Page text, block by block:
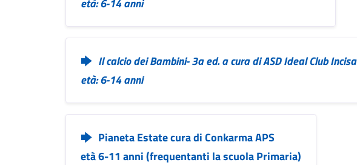
età: 6-14 anni
Il calcio dei Bambini- 3a ed. a cura di ASD Ideal Club Incisa
età: 6-14 anni
Pianeta Estate cura di Conkarma APS
età 6-11 anni (frequentanti la scuola Primaria)